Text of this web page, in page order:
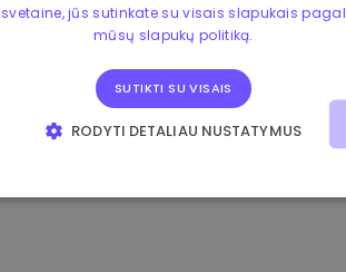
svetaine, jūs sutinkate su visais slapukais pagal
mūsų slapukų politiką.
SUTIKTI SU VISAIS
RODYTI DETALIAU NUSTATYMUS